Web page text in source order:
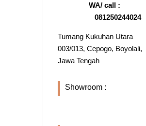
WA/ call :
081250244024
Tumang Kukuhan Utara
003/013, Cepogo, Boyolali,
Jawa Tengah
Showroom :